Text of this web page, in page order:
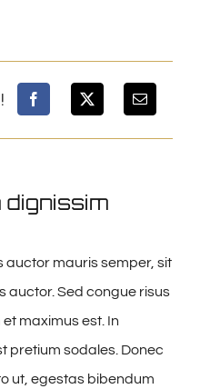
auctor mauris semper, sit
auctor. Sed congue risus
maximus est. In
pretium sodales. Donec
ut, egestas bibendum